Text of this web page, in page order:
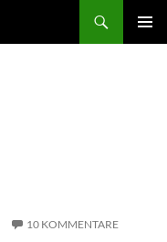
10 KOMMENTARE